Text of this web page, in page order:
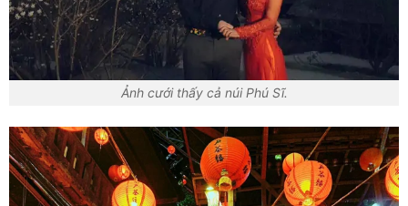
Ảnh cưới thấy cả núi Phú Sĩ.